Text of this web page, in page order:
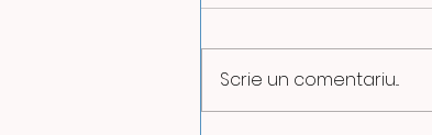
Scrie un comentariu...